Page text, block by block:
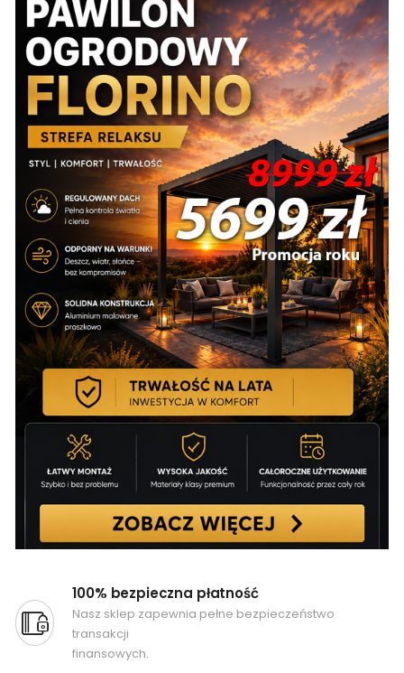
100% bezpieczna płatność
Nasz sklep zapewnia pełne bezpieczeństwo
transakcji
finansowych.